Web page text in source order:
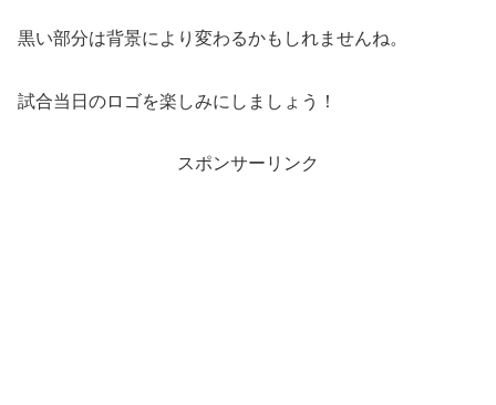
黒い部分は背景により変わるかもしれませんね。
試合当日のロゴを楽しみにしましょう！
スポンサーリンク